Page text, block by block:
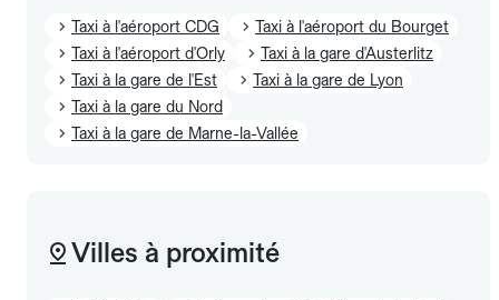
Taxi à l'aéroport CDG
Taxi à l'aéroport du Bourget
Taxi à l'aéroport d'Orly
Taxi à la gare d'Austerlitz
Taxi à la gare de l'Est
Taxi à la gare de Lyon
Taxi à la gare du Nord
Taxi à la gare de Marne-la-Vallée
Villes à proximité